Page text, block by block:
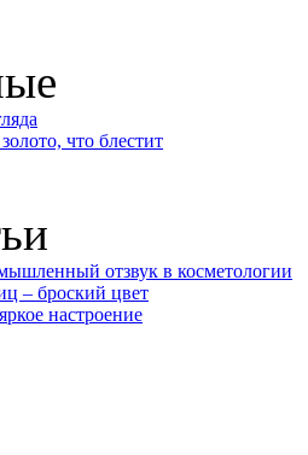
что блестит
отзвук в косметологии
– броский цвет
настроение